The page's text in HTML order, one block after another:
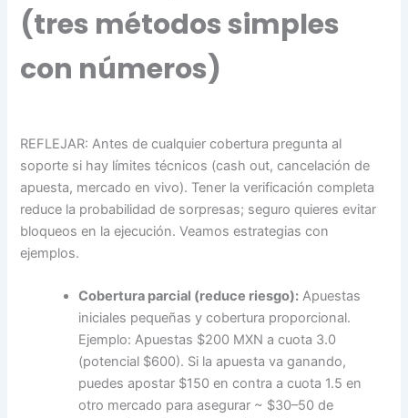
(tres métodos simples
con números)
REFLEJAR: Antes de cualquier cobertura pregunta al
soporte si hay límites técnicos (cash out, cancelación de
apuesta, mercado en vivo). Tener la verificación completa
reduce la probabilidad de sorpresas; seguro quieres evitar
bloqueos en la ejecución. Veamos estrategias con
ejemplos.
Cobertura parcial (reduce riesgo): Apuestas
iniciales pequeñas y cobertura proporcional.
Ejemplo: Apuestas $200 MXN a cuota 3.0
(potencial $600). Si la apuesta va ganando,
puedes apostar $150 en contra a cuota 1.5 en
otro mercado para asegurar ~ $30–50 de